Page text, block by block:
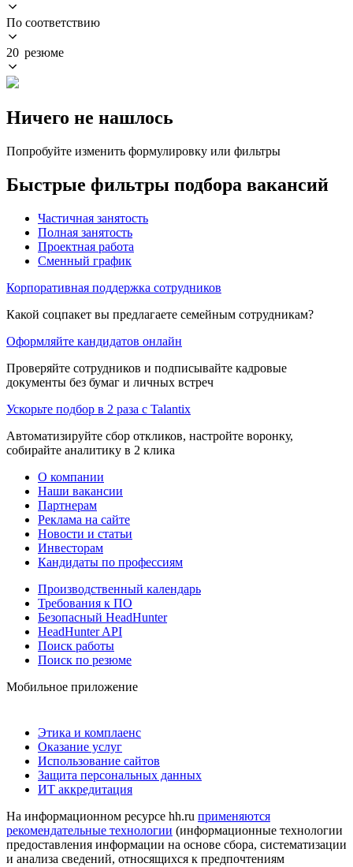
По соответствию
20 резюме
Ничего не нашлось
Попробуйте изменить формулировку или фильтры
Быстрые фильтры подбора вакансий
Частичная занятость
Полная занятость
Проектная работа
Сменный график
Корпоративная поддержка сотрудников
Какой соцпакет вы предлагаете семейным сотрудникам?
Оформляйте кандидатов онлайн
Проверяйте сотрудников и подписывайте кадровые
документы без бумаг и личных встреч
Ускорьте подбор в 2 раза с Talantix
Автоматизируйте сбор откликов, настройте воронку,
собирайте аналитику в 2 клика
О компании
Наши вакансии
Партнерам
Реклама на сайте
Новости и статьи
Инвесторам
Кандидаты по профессиям
Производственный календарь
Требования к ПО
Безопасный HeadHunter
HeadHunter API
Поиск работы
Поиск по резюме
Мобильное приложение
Этика и комплаенс
Оказание услуг
Использование сайтов
Защита персональных данных
ИТ аккредитация
На информационном ресурсе hh.ru применяются
рекомендательные технологии (информационные технологии
предоставления информации на основе сбора, систематизации
и анализа сведений, относящихся к предпочтениям